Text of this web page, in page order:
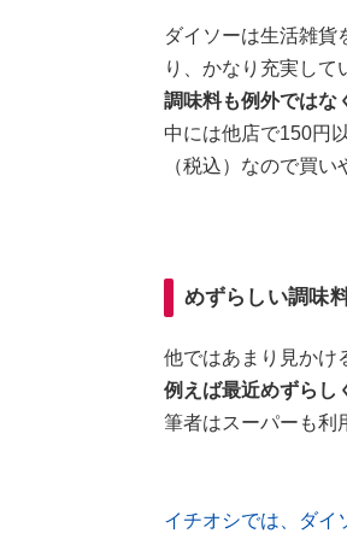
ダイソーは生活雑貨
り、かなり充実して
調味料も例外ではな
中には他店で150円
（税込）なので買い
めずらしい調味
他ではあまり見かけ
例えば最近めずらし
筆者はスーパーも利
イチオシでは、ダイ